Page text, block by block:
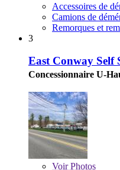
Accessoires de
Camions de
Remorques et
3
East Conway Self
Concessionnaire U-
VoirPhotos